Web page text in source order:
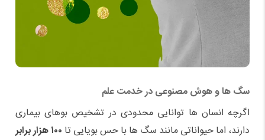
سگ ها و هوش مصنوعی در خدمت علم
اگرچه انسان ها توانایی محدودی در تشخیص بوهای بیماری
دارند، اما حیواناتی مانند سگ ها با حس بویایی تا
۱۰۰ هزار برابر